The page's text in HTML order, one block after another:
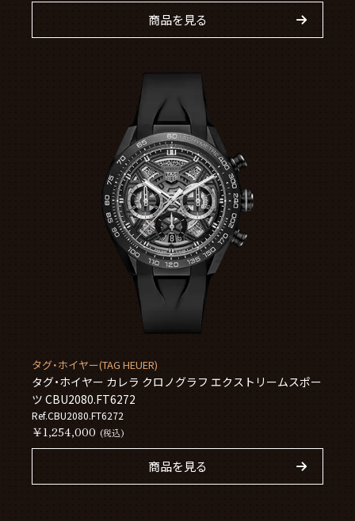
商品を見る
タグ・ホイヤー(TAG HEUER)
タグ・ホイヤー カレラ クロノグラフ エクストリームスポー
ツ CBU2080.FT6272
Ref.CBU2080.FT6272
￥1,254,000 (税込)
商品を見る